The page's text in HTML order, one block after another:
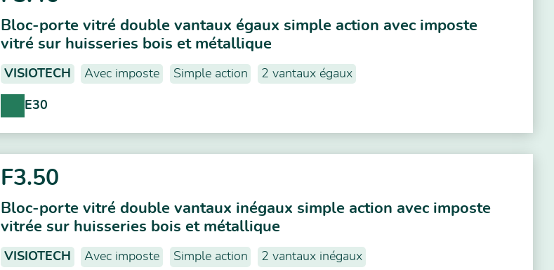
Bloc-porte vitré double vantaux égaux simple action avec imposte
vitré sur huisseries bois et métallique
VISIOTECH Avec imposte Simple action 2 vantaux égaux
E30
F3.50
Bloc-porte vitré double vantaux inégaux simple action avec imposte
vitrée sur huisseries bois et métallique
VISIOTECH Avec imposte Simple action 2 vantaux inégaux